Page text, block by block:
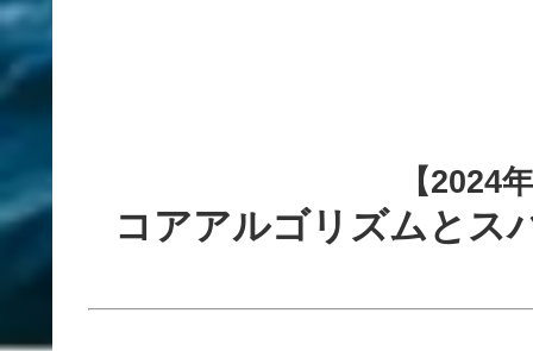
【2024
コアアルゴリズムとス